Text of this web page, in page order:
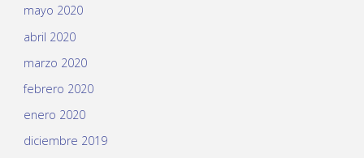
mayo 2020
abril 2020
marzo 2020
febrero 2020
enero 2020
diciembre 2019